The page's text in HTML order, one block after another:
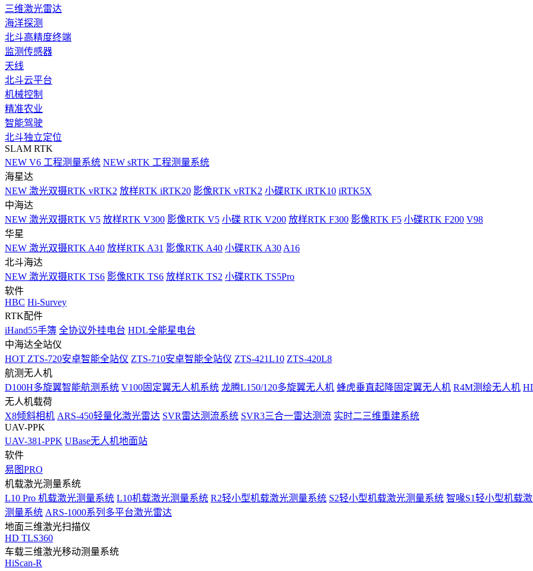
三维激光雷达
海洋探测
北斗高精度终端
监测传感器
天线
北斗云平台
机械控制
精准农业
智能驾驶
北斗独立定位
SLAM RTK
NEW V6 工程测量系统 NEW sRTK 工程测量系统
海星达
NEW 激光双摄RTK vRTK2 放样RTK iRTK20 影像RTK vRTK2 小碟RTK iRTK10 iRTK5X
中海达
NEW 激光双摄RTK V5 放样RTK V300 影像RTK V5 小碟 RTK V200 放样RTK F300 影像RTK F5 小碟RTK F200 V98
华星
NEW 激光双摄RTK A40 放样RTK A31 影像RTK A40 小碟RTK A30 A16
北斗海达
NEW 激光双摄RTK TS6 影像RTK TS6 放样RTK TS2 小碟RTK TS5Pro
软件
HBC Hi-Survey
RTK配件
iHand55手簿 全协议外挂电台 HDL全能星电台
中海达全站仪
HOT ZTS-720安卓智能全站仪 ZTS-710安卓智能全站仪 ZTS-421L10 ZTS-420L8
航测无人机
D100H多旋翼智能航测系统 V100固定翼无人机系统 龙腾L150/120多旋翼无人机 蜂虎垂直起降固定翼无人机 R4M测绘无人机
无人机载荷
X8倾斜相机 ARS-450轻量化激光雷达 SVR雷达测流系统 SVR3三合一雷达测流 实时二三维重建系统
UAV-PPK
UAV-381-PPK UBase无人机地面站
软件
易图PRO
机载激光测量系统
L10 Pro 机载激光测量系统 L10机载激光测量系统 R2轻小型机载激光测量系统 S2轻小型机载激光测量系统 智喙S1轻小型机载
测量系统 ARS-1000系列多平台激光雷达
地面三维激光扫描仪
HD TLS360
车载三维激光移动测量系统
HiScan-R